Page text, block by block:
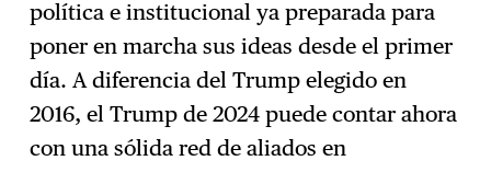
política e institucional ya preparada para
poner en marcha sus ideas desde el primer
día. A diferencia del Trump elegido en
2016, el Trump de 2024 puede contar ahora
con una sólida red de aliados en